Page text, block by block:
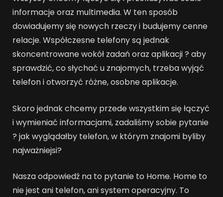
informacje oraz multimedia. W ten sposób
dowiadujemy się nowych rzeczy i budujemy cenne
relacje. Współczesne telefony są jednak
skoncentrowane wokół zadań oraz aplikacji ? aby
sprawdzić, co słychać u znajomych, trzeba wyjąć
telefon i otworzyć różne, osobne aplikacje.
Skoro jednak chcemy przede wszystkim się łączyć
i wymieniać informacjami, zadaliśmy sobie pytanie
? jak wyglądałby telefon, w którym znajomi byliby
najważniejsi?
Nasza odpowiedź na to pytanie to Home. Home to
nie jest ani telefon, ani system operacyjny. To